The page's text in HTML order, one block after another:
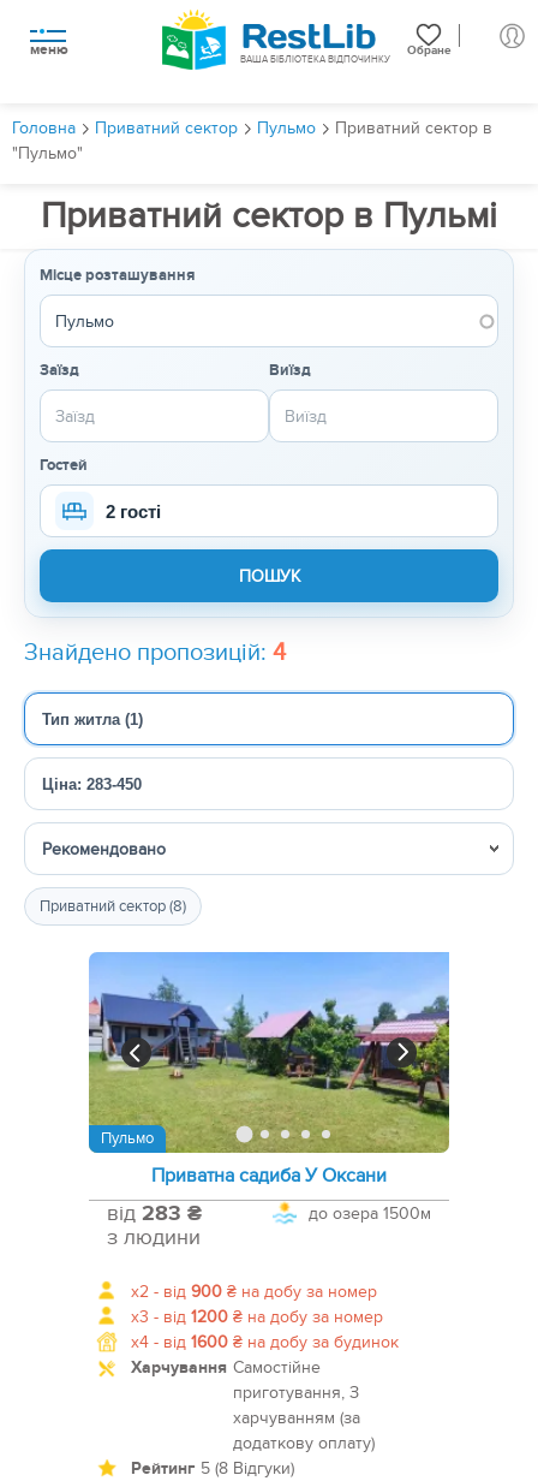
меню Обране
ВАША БІБЛІОТЕКА ВІДПОЧИНКУ
Головна Приватний сектор Пульмо
Приватний сектор в
"Пульмо"
Приватний сектор в Пульмі
Місце розташування
Заїзд Виїзд
Гостей
2 гості
Знайдено пропозицій: 4
Тип житла (1)
Ціна: 283-450
Сортувати
Приватний сектор (8)
Пульмо
Приватна садиба У Оксани
до озера 1500м
від 283 ₴
з людини
x2 - від 900 ₴ на добу за номер
x3 - від 1200 ₴ на добу за номер
x4 - від 1600 ₴ на добу за будинок
Харчування Самостійне
приготування, З
харчуванням (за
додаткову оплату)
Рейтинг 5 (8 Відгуки)